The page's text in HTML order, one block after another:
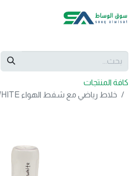
كافة المنتجات
خلاط رياضي مع شفط الهواء LW-01 LITTIE&WHITE